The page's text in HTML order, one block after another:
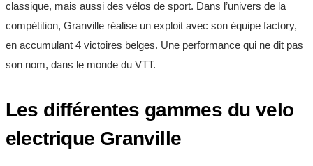
classique, mais aussi des vélos de sport. Dans l’univers de la
compétition, Granville réalise un exploit avec son équipe factory,
en accumulant 4 victoires belges. Une performance qui ne dit pas
son nom, dans le monde du VTT.
Les différentes gammes du velo
electrique Granville